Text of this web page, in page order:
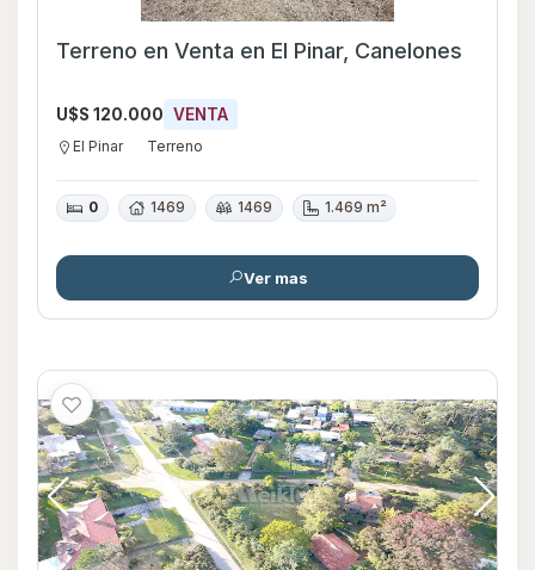
Terreno en Venta en El Pinar, Canelones
U$S 120.000 VENTA
El Pinar Terreno
0 1469 1469 1.469 m²
Ver mas